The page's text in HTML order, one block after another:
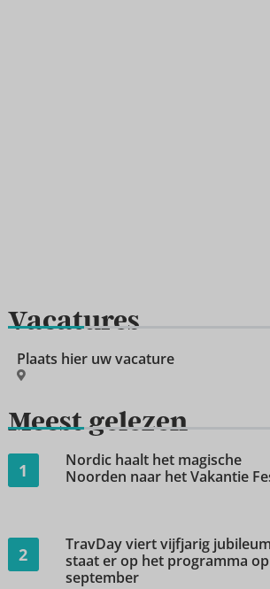
Vacatures
Plaats hier uw vacature
Meest gelezen
1
Nordic haalt het magische
Noorden naar het Vakantie
2
TravDay viert vijfjarig
staat er op het programma
september